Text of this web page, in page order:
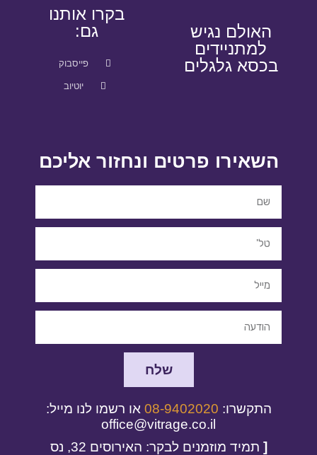
האולם נגיש
למתניידים
בכסא גלגלים
בקרו אותנו
גם:
פייסבוק
יוטיוב
השאירו פרטים ונחזור אליכם
שלח
התקשרו: 08-9402020 או רשמו לנו מייל:
office@vitrage.co.il
[
תמיד מוזמנים לבקר: האירוסים 32, נס